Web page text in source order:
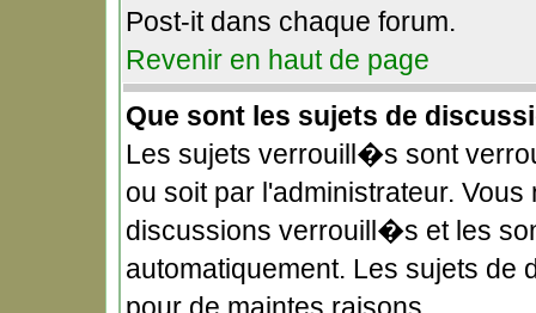
Post-it dans chaque forum.
Revenir en haut de page
Que sont les sujets de
Les sujets verrouill�s sont
ou soit par l'administrateur.
discussions verrouill�s et les
automatiquement. Les sujets